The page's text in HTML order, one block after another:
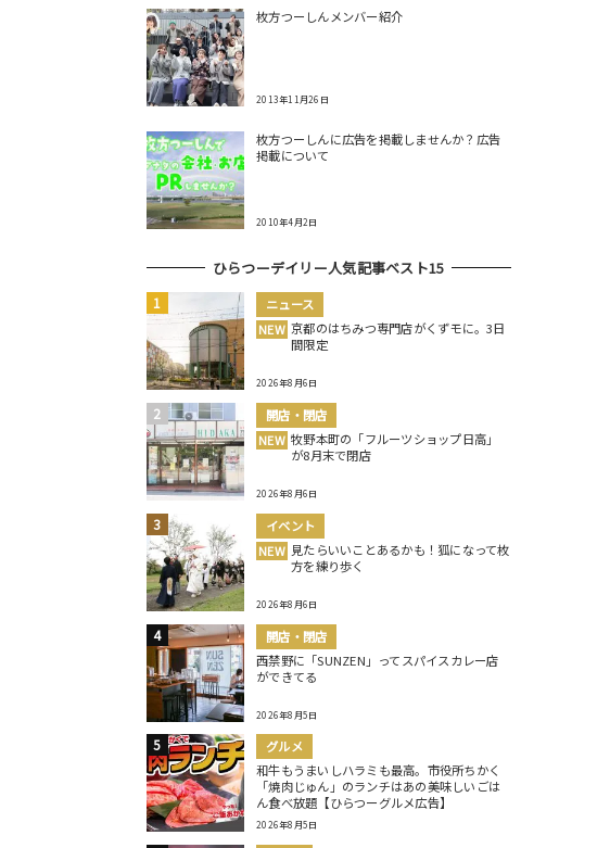
枚方つーしんメンバー紹介
2013年11月26日
枚方つーしんに広告を掲載しませんか？広告
掲載について
2010年4月2日
ひらつーデイリー人気記事ベスト15
ニュース
NEW 京都のはちみつ専門店がくずモに。3日
間限定
2026年8月6日
開店・閉店
NEW 牧野本町の「フルーツショップ日高」
が8月末で閉店
2026年8月6日
イベント
NEW 見たらいいことあるかも！狐になって枚
方を練り歩く
2026年8月6日
開店・閉店
西禁野に「SUNZEN」ってスパイスカレー店
ができてる
2026年8月5日
グルメ
和牛もうまいしハラミも最高。市役所ちかく
「焼肉じゅん」のランチはあの美味しいごは
ん食べ放題【ひらつーグルメ広告】
2026年8月5日